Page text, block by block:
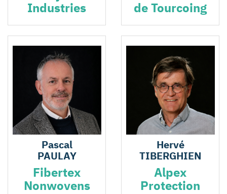
Industries
de Tourcoing
Pascal
PAULAY
Fibertex
Nonwovens
Hervé
TIBERGHIEN
Alpex
Protection